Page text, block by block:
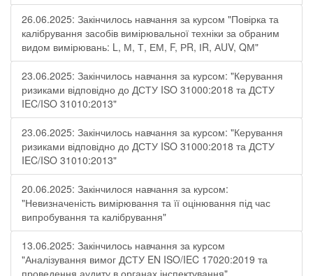
26.06.2025: Закінчилось навчання за курсом "Повірка та
калібрування засобів вимірювальної техніки за обраним
видом вимірювань: L, М, Т, ЕМ, F, РR, ІR, АUV, QМ"
23.06.2025: Закінчилось навчання за курсом: "Керування
ризиками відповідно до ДСТУ ISO 31000:2018 та ДСТУ
IEC/ISO 31010:2013"
23.06.2025: Закінчилось навчання за курсом: "Керування
ризиками відповідно до ДСТУ ISO 31000:2018 та ДСТУ
IEC/ISO 31010:2013"
20.06.2025: Закінчилося навчання за курсом:
"Невизначеність вимірювання та її оцінювання під час
випробування та калібрування"
13.06.2025: Закінчилось навчання за курсом
"Аналізування вимог ДСТУ EN ISO/IEC 17020:2019 та
проведення аудиту в органах інспектування"